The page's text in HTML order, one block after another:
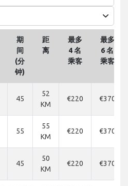
期
间
(分
钟)
距
离
最多
4 名
乘客
最多
6 名
乘客
45
52
KM
€220 €370
55
55
KM
€220 €370
45
50
KM
€220 €370